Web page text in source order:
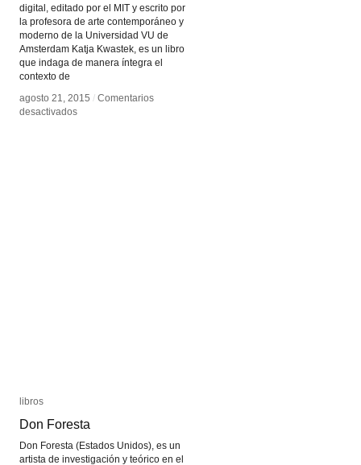
digital, editado por el MIT y escrito por
la profesora de arte contemporáneo y
moderno de la Universidad VU de
Amsterdam Katja Kwastek, es un libro
que indaga de manera íntegra el
contexto de
agosto 21, 2015 / Comentarios
desactivadosen
agosto 21, 2015 / Comentarios
desactivadosen
libros
Don Foresta
Don Foresta (Estados Unidos), es un
artista de investigación y teórico en el
libros
Don Foresta